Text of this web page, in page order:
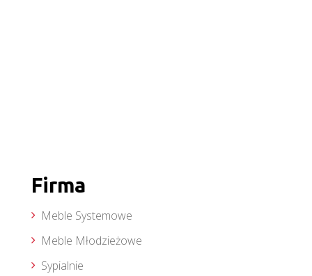
Firma
Meble Systemowe
Meble Młodzieżowe
Sypialnie